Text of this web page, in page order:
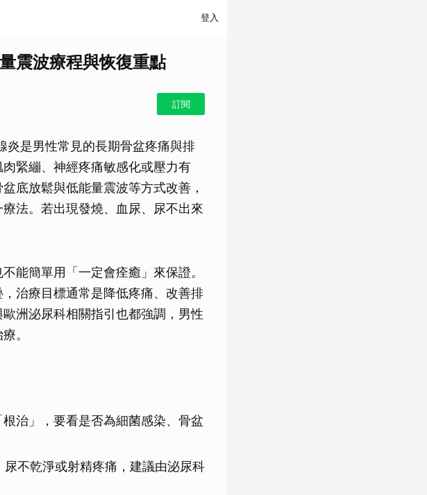
登入
震波療程與恢復重點
訂閱
炎是男性常見的長期骨盆疼痛與排
緊繃、神經疼痛敏感化或壓力有
底放鬆與低能量震波等方式改善，
法。若出現發燒、血尿、尿不出來
能簡單用「一定會痊癒」來保證。
治療目標通常是降低疼痛、改善排
洲泌尿科相關指引也都強調，男性
。
根治」，要看是否為細菌感染、骨盆
尿不乾淨或射精疼痛，建議由泌尿科